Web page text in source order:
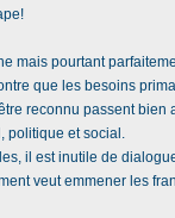
mais pourtant
que les besoins
reconnu passent
politique et social.
il est inutile de
veut emmener les